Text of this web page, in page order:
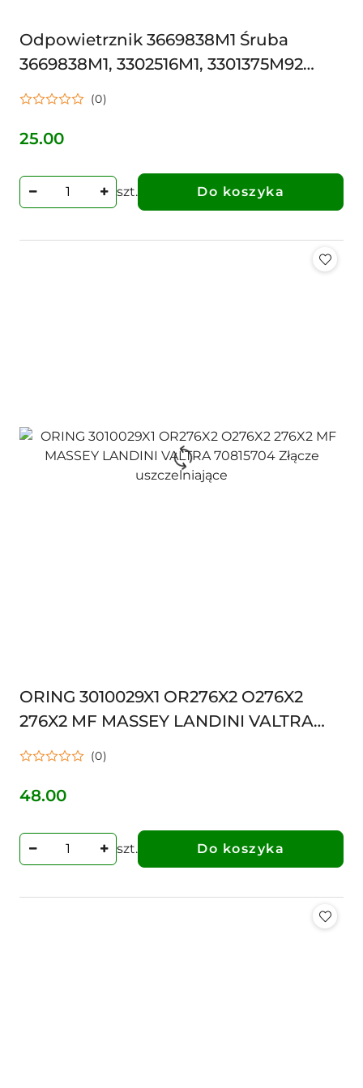
Odpowietrznik 3669838M1 Śruba
3669838M1, 3302516M1, 3301375M92
MASSEY MF
(0)
Cena:
25.00
szt. Do koszyka
ORING 3010029X1 OR276X2 O276X2
276X2 MF MASSEY LANDINI VALTRA
70815704 Złącze uszczelniające
(0)
Cena:
48.00
szt. Do koszyka